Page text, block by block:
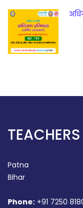
Patna
Bihar
Phone: +91 7250